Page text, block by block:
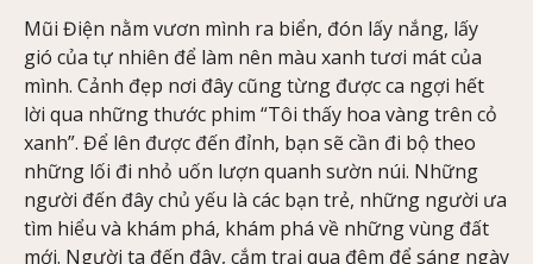
Mũi Điện nằm vươn mình ra biển, đón lấy nắng, lấy
gió của tự nhiên để làm nên màu xanh tươi mát của
mình. Cảnh đẹp nơi đây cũng từng được ca ngợi hết
lời qua những thước phim “Tôi thấy hoa vàng trên cỏ
xanh”. Để lên được đến đỉnh, bạn sẽ cần đi bộ theo
những lối đi nhỏ uốn lượn quanh sườn núi. Những
người đến đây chủ yếu là các bạn trẻ, những người ưa
tìm hiểu và khám phá, khám phá về những vùng đất
mới. Người ta đến đây, cắm trại qua đêm để sáng ngày